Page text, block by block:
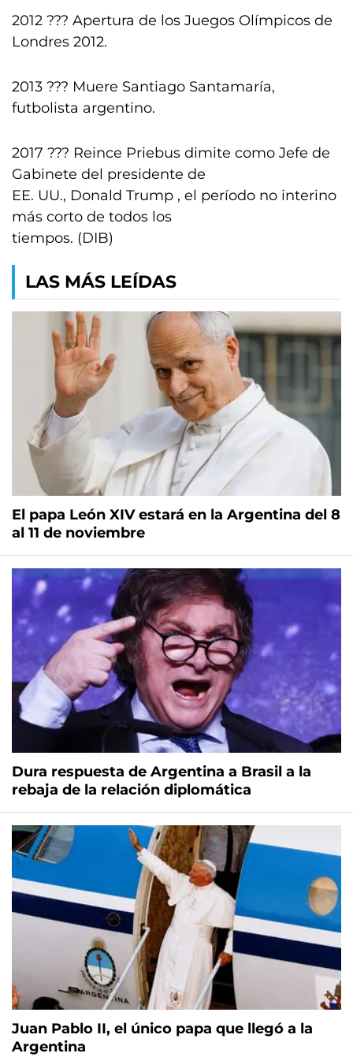
2012 ??? Apertura de los Juegos Olímpicos de
Londres 2012.
2013 ??? Muere Santiago Santamaría,
futbolista argentino.
2017 ??? Reince Priebus dimite como Jefe de
Gabinete del presidente de
EE. UU., Donald Trump , el período no interino
más corto de todos los
tiempos. (DIB)
LAS MÁS LEÍDAS
El papa León XIV estará en la Argentina del 8
al 11 de noviembre
Dura respuesta de Argentina a Brasil a la
rebaja de la relación diplomática
Juan Pablo II, el único papa que llegó a la
Argentina